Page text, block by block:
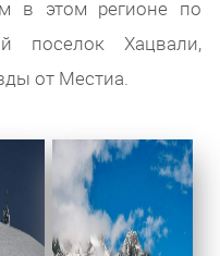
в этом регионе по
поселок Хацвали,
от Местиа.